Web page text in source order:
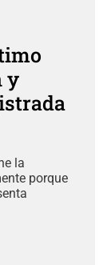
y
la
porque